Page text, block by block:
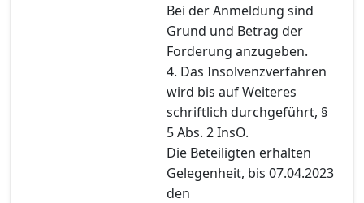
Bei der Anmeldung sind
Grund und Betrag der
Forderung anzugeben.
4. Das Insolvenzverfahren
wird bis auf Weiteres
schriftlich durchgeführt, §
5 Abs. 2 InsO.
Die Beteiligten erhalten
Gelegenheit, bis 07.04.2023
den